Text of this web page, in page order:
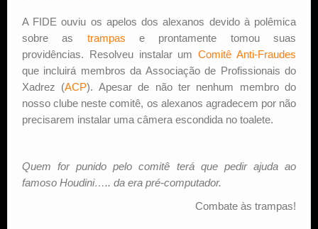
Estude Xadrez
A FIDE ouviu os apelos dos alexanos devido à polêmica
sobre as trampas e prontamente tomou suas
providências. Resolveu instalar umComitê Anti-Fraudes
que incluirá membros da Associação de Profissionais do
Xadrez (ACP). Apesar de não ter nenhum membro do
nosso clube neste comitê, os alexanos agradecem por não
precisarem instalar uma câmera escondida no toalete.
Quem for punido pelo comitê terá que pedir ajuda ao
famoso Houdini….. da era pré-computador.
Combate às trampas!